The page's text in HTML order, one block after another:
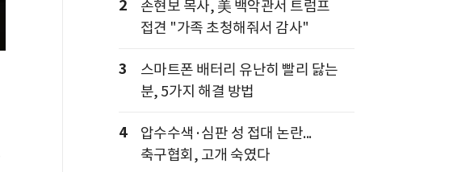
2
손현보 목사, 美 백악관서 트럼프
접견 "가족 초청해줘서 감사"
3
스마트폰 배터리 유난히 빨리 닳는
분, 5가지 해결 방법
4
압수수색·심판 성 접대 논란...
축구협회, 고개 숙였다